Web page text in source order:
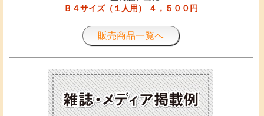
Ｂ４サイズ（１人用） ４，５００円
販売商品一覧へ